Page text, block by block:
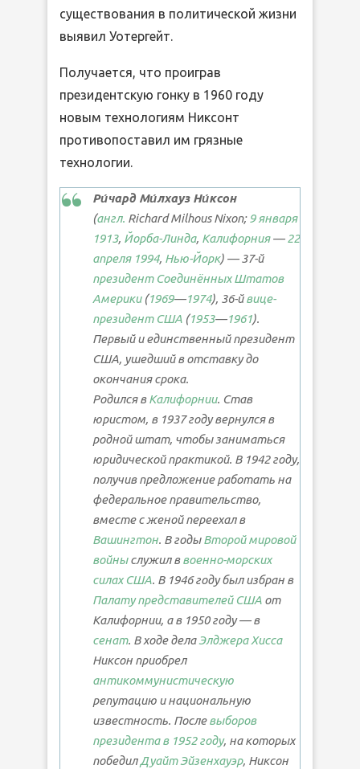
существования в политической жизни
выявил Уотергейт.
Получается, что проиграв
президентскую гонку в 1960 году
новым технологиям Никсонт
противопоставил им грязные
технологии.
Ри́чард Ми́лхауз Ни́ксон
(англ. Richard Milhous Nixon;9 января
1913, Йорба-Линда, Калифорния—22
апреля 1994, Нью-Йорк) — 37-й
президент Соединённых Штатов
Америки(1969—1974), 36-йвице-
президент США (1953—1961).
Первый и единственный президент
США, ушедший в отставку до
окончания срока.
Родился вКалифорнии. Став
юристом, в 1937 году вернулся в
родной штат, чтобы заниматься
юридической практикой. В 1942 году,
получив предложение работать на
федеральное правительство,
вместе с женой переехал в
Вашингтон. В годыВторой мировой
войныслужил ввоенно-морских
силах США. В 1946 году был избран в
Палату представителей США от
Калифорнии, а в 1950 году — в
сенат. В ходе делаЭлджера Хисса
Никсон приобрел
антикоммунистическую
репутацию и национальную
известность. Послевыборов
президента в 1952 году, на которых
победилДуайт Эйзенхауэр, Никсон